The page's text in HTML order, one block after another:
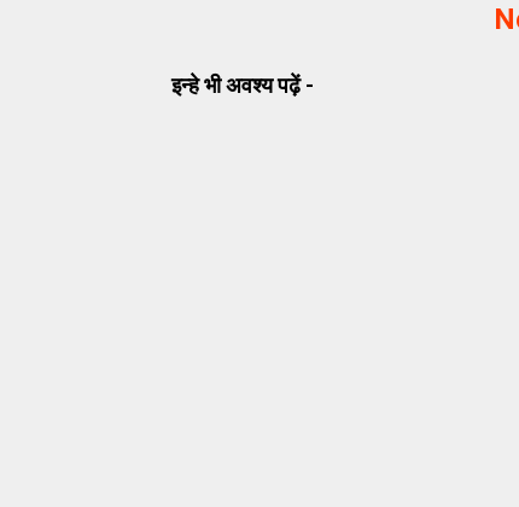
इन्हे भी अवश्य पढ़ें -